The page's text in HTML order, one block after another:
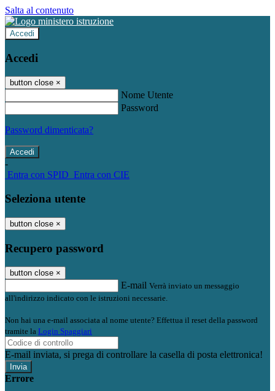
Salta al contenuto
Accedi
Accedi
button close ×
Nome Utente
Password
Password dimenticata?
-
Entra con SPID Entra con CIE
Seleziona utente
button close ×
Recupero password
button close ×
E-mail Verrà inviato un messaggio
all'indirizzo indicato con le istruzioni necessarie.
Non hai una e-mail associata al nome utente? Effettua il reset della password
tramite la Login Spaggiari
E-mail inviata, si prega di controllare la casella di posta elettronica!
Errore